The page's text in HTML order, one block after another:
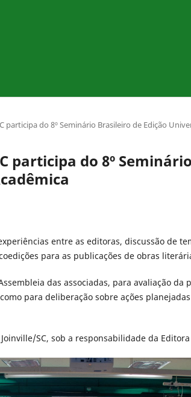
participa do 8º Seminário Brasileiro de Edição
participa do 8º
entre as editoras, discussão de
para as publicações de obras
das associadas, para avaliação da
para deliberação sobre ações
SC, sob a responsabilidade da